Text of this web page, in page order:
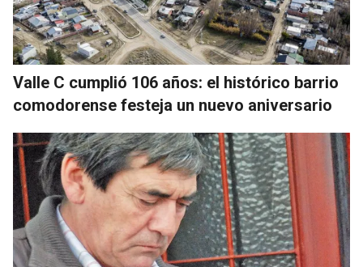
Valle C cumplió 106 años: el histórico barrio
comodorense festeja un nuevo aniversario